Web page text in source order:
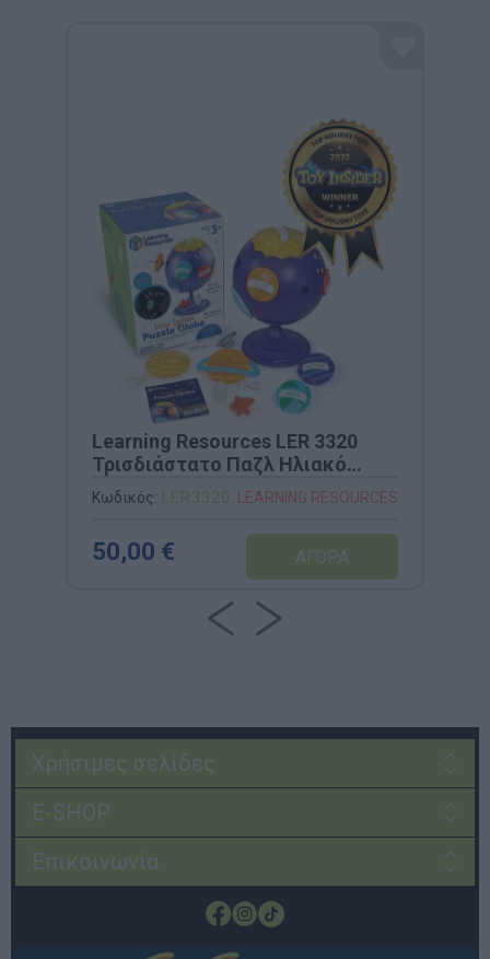
Learning Resources LER 3320
Τρισδιάστατο Παζλ Ηλιακό
Σύστημα
Κωδικός: LER3320 LEARNING RESOURCES
50,00 €
Χρήσιμες σελίδες
E-SHOP
Επικοινωνία